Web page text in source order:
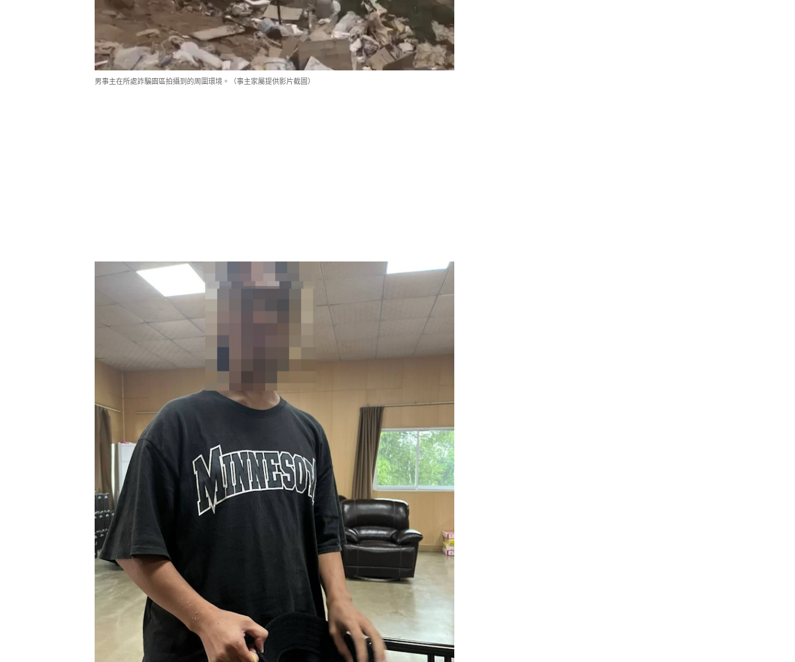
男事主在所處詐騙園區拍攝到的周圍環境。（事主家屬提供影片截圖）